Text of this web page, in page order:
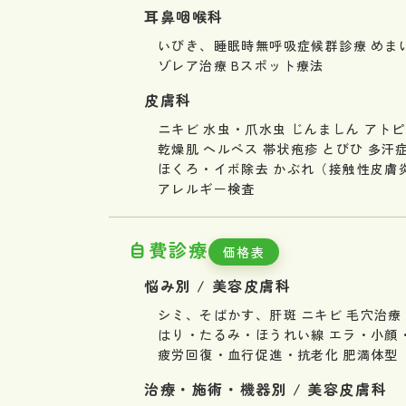
耳鼻咽喉科
いびき、睡眠時無呼吸症候群診療 めま
ゾレア治療 Bスポット療法
皮膚科
ニキビ 水虫・爪水虫 じんましん アト
乾燥肌 ヘルペス 帯状疱疹 とびひ 多汗
ほくろ・イボ除去 かぶれ（接触性皮膚
アレルギー検査
自費診療 価格表
悩み別 / 美容皮膚科
シミ、そばかす、肝斑 ニキビ 毛穴治療
はり・たるみ・ほうれい線 エラ・小顔
疲労回復・血行促進・抗老化 肥満体型
治療・施術・機器別 / 美容皮膚科